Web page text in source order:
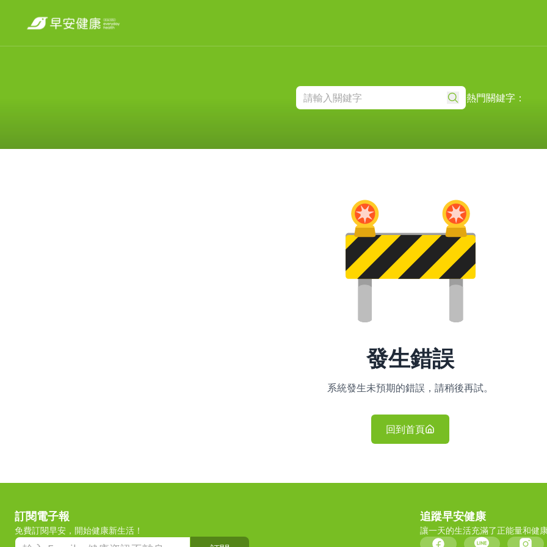
熱門關鍵字：
發生錯誤
系統發生未預期的錯誤，請稍後再試。
回到首頁
訂閱電子報
免費訂閱早安，開始健康新生活！
追蹤早安健康
讓一天的生活充滿了正能量和健